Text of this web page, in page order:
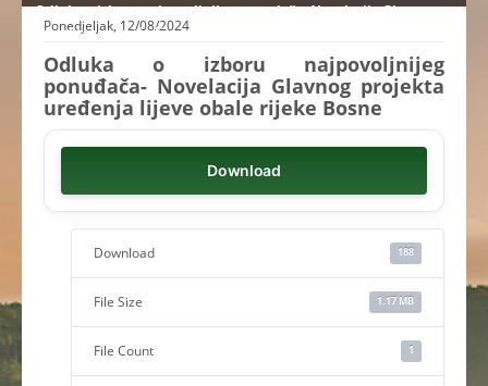
Odluka o izboru najpovoljnijeg ponuđača- Novelacija Glavnog
projekta uređenja lijeve obale rijeke Bosne
Ponedjeljak, 12/08/2024
Odluka o izboru najpovoljnijeg
ponuđača- Novelacija Glavnog projekta
uređenja lijeve obale rijeke Bosne
Download
Download 188
File Size 1.17 MB
File Count 1